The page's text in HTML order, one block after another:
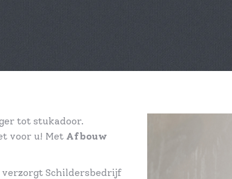
tot stukadoor.
voor u! Met Afbouw
verzorgt Schildersbedrijf